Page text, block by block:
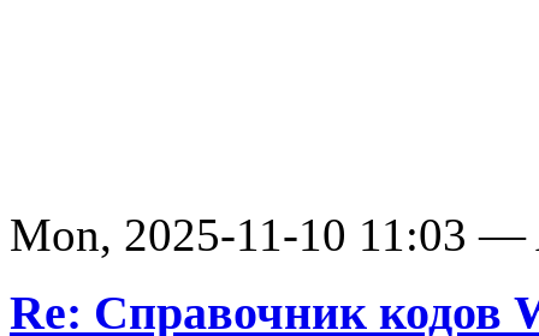
Mon, 2025-11-10 11:03 —
Re: Справочник кодов